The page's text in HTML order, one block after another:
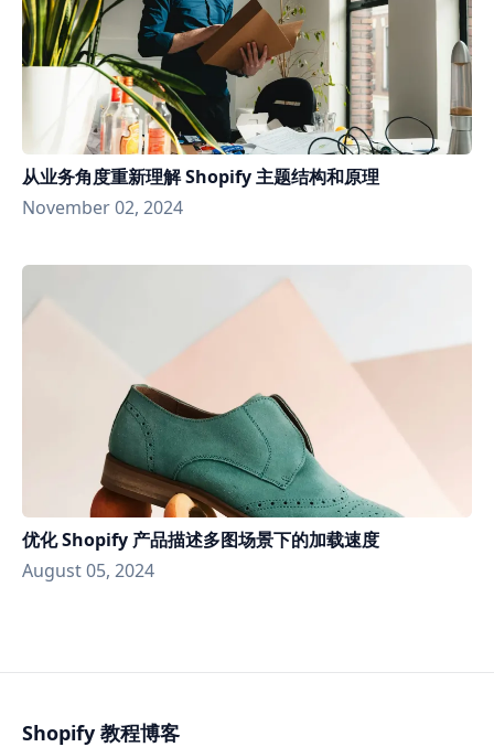
从业务角度重新理解 Shopify 主题结构和原理
November 02, 2024
优化 Shopify 产品描述多图场景下的加载速度
August 05, 2024
Shopify 教程博客